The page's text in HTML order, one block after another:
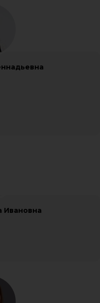
Ивановна